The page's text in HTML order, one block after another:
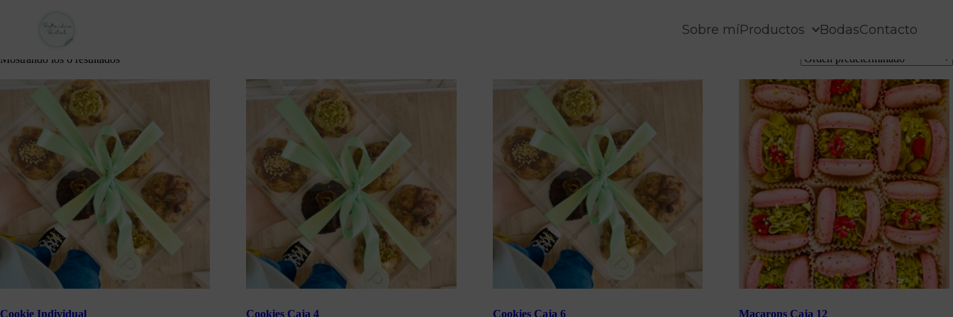
Sobre míProductos BodasContacto
Pastel
Lorem ipsum lorem ipsum lorem ipsum
Mostrando los 6 resultados
Cookie Individual Cookies Caja 4 Cookies Caja 6 Macarons Caja 12